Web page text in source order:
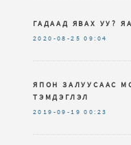
ГАДААД ЯВАХ УУ?
2020-08-25 09:04
ЯПОН ЗАЛУУСААС
ТЭМДЭГЛЭЛ
2019-09-19 00:23